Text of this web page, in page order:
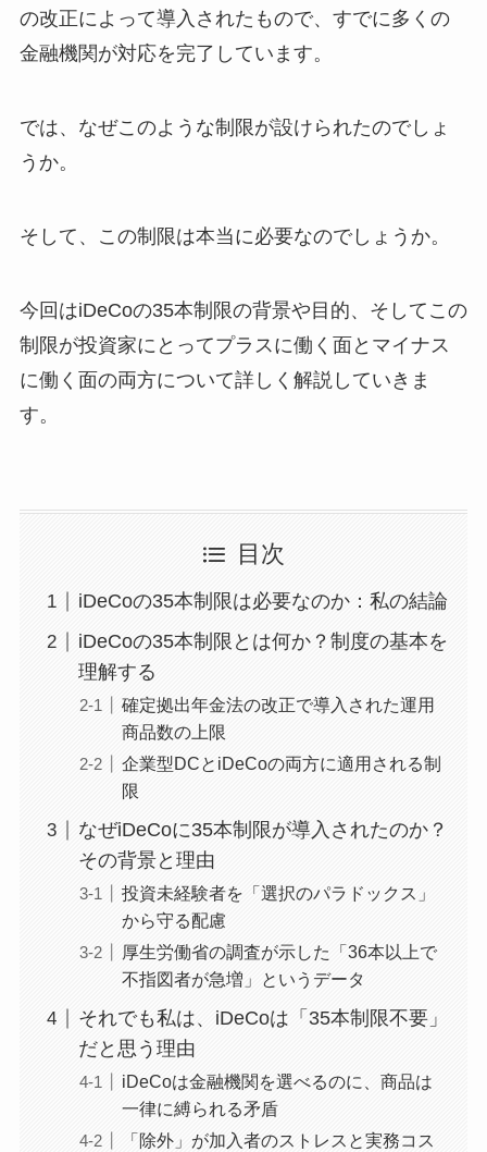
の改正によって導入されたもので、すでに多くの
金融機関が対応を完了しています。
では、なぜこのような制限が設けられたのでしょ
うか。
そして、この制限は本当に必要なのでしょうか。
今回はiDeCoの35本制限の背景や目的、そしてこの
制限が投資家にとってプラスに働く面とマイナス
に働く面の両方について詳しく解説していきま
す。
目次
iDeCoの35本制限は必要なのか：私の結論
iDeCoの35本制限とは何か？制度の基本を
理解する
確定拠出年金法の改正で導入された運用
商品数の上限
企業型DCとiDeCoの両方に適用される制
限
なぜiDeCoに35本制限が導入されたのか？
その背景と理由
投資未経験者を「選択のパラドックス」
から守る配慮
厚生労働省の調査が示した「36本以上で
不指図者が急増」というデータ
それでも私は、iDeCoは「35本制限不要」
だと思う理由
iDeCoは金融機関を選べるのに、商品は
一律に縛られる矛盾
「除外」が加入者のストレスと実務コス